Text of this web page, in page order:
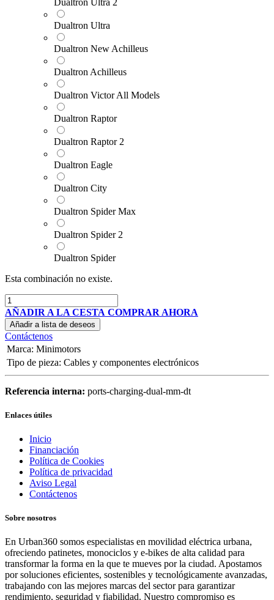
Dualtron Ultra
Dualtron New Achilleus
Dualtron Achilleus
Dualtron Victor All Models
Dualtron Raptor
Dualtron Raptor 2
Dualtron Eagle
Dualtron City
Dualtron Spider Max
Dualtron Spider 2
Dualtron Spider
Esta combinación no existe.
AÑADIR A LA CESTA COMPRAR AHORA
Añadir a lista de deseos
Contáctenos
Marca: Minimotors
Tipo de pieza: Cables y componentes electrónicos
Referencia interna: ports-charging-dual-mm-dt
Enlaces útiles
Inicio
Financiación
Política de Cookies
Política de privacidad
Aviso Legal
Contáctenos
Sobre nosotros
En Urban360 somos especialistas en movilidad eléctrica urbana,
ofreciendo patinetes, monociclos y e-bikes de alta calidad para
transformar la forma en la que te mueves por la ciudad. Apostamos
por soluciones eficientes, sostenibles y tecnológicamente avanzadas,
trabajando con las mejores marcas del sector para garantizar
rendimiento, seguridad y fiabilidad. Nuestro compromiso es